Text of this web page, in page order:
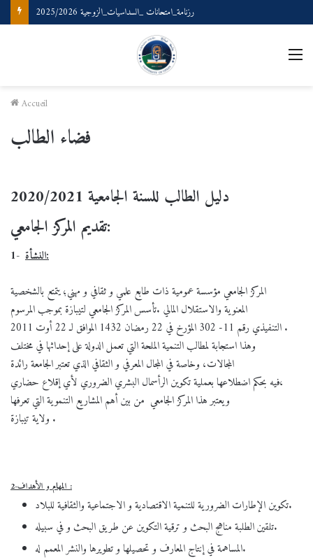
رزنامة_امتحانات _السداسيات_الزوجية 2025/2026
Accueil
فضاء الطالب
دليل الطالب للسنة الجامعية 2020/2021
تقديم المركز الجامعي:
1-
النشأة:
المركز الجامعي مؤسسة عمومية ذات طابع علمي و ثقافي و مهني؛ يتمتع بالشخصية
المعنوية والاستقلال المالي .تأسس المركز الجامعي لتيبازة بموجب المرسوم
التنفيذي رقم 11- 302 المؤرخ في 22 رمضان 1432 الموافق لـ 22 أوت 2011 .
وهذا استجابة لمطالب التنمية الملحة التي تعمل الدولة على إحداثها في مختلف
المجالات، وخاصة في المجال المعرفي و الثقافي الذي تعتبر الجامعة رائدة
فيه بحكم اضطلاعها بعملية تكوين الرأسمال البشري الضروري لأي إقلاع حضاري،
ويعتبر هذا المركز الجامعي من بين أهم المشاريع التنموية التي تعرفها
ولاية تيبازة .
2-المهام و الأهداف :
تكوين الإطارات الضرورية للتنمية الاقتصادية و الاجتماعية والثقافية للبلاد.
تلقين الطلبة مناهج البحث و ترقية التكوين عن طريق البحث و في سبيله.
المساهمة في إنتاج المعارف و تحصيلها و تطويرها والنشر المعمم له.